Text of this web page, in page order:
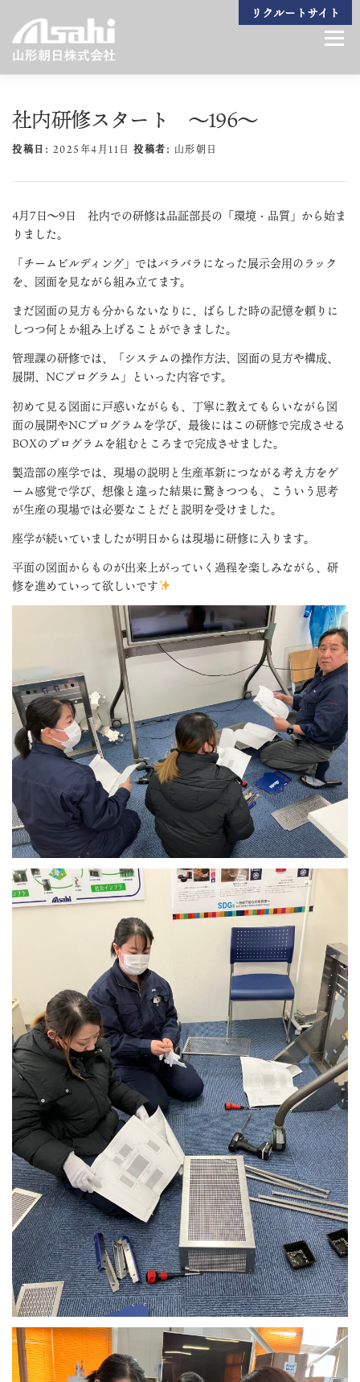
リクルートサイト
メニュ
ビジョン生産技術 製造製品 設備一覧 組織紹介 会社案内
社内研修スタート ～196～
投稿日: 2025年4月11日 投稿者: 山形朝日
4月7日～9日 社内での研修は品証部長の「環境・品質」から始ま
りました。
「チームビルディング」ではバラバラになった展示会用のラック
を、図面を見ながら組み立てます。
まだ図面の見方も分からないなりに、ばらした時の記憶を頼りに
しつつ何とか組み上げることができました。
管理課の研修では、「システムの操作方法、図面の見方や構成、
展開、NCプログラム」といった内容です。
初めて見る図面に戸惑いながらも、丁寧に教えてもらいながら図
面の展開やNCプログラムを学び、最後にはこの研修で完成させる
BOXのプログラムを組むところまで完成させました。
製造部の座学では、現場の説明と生産革新につながる考え方をゲ
ーム感覚で学び、想像と違った結果に驚きつつも、こういう思考
が生産の現場では必要なことだと説明を受けました。
座学が続いていましたが明日からは現場に研修に入ります。
平面の図面からものが出来上がっていく過程を楽しみながら、研
修を進めていって欲しいです